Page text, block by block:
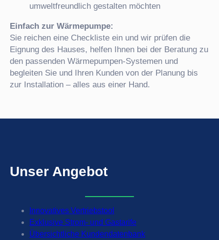
umweltfreundlich gestalten möchten
Einfach zur Wärmepumpe:
Sie reichen eine Checkliste ein und wir prüfen die
Eignung des Hauses, helfen Ihnen bei der Beratung zu
den passenden Wärmepumpen-Systemen und
begleiten Sie und Ihren Kunden von der Planung bis
zur Installation – alles aus einer Hand.
Unser Angebot
Innovatives Vertriebstool
Exklusive Strom- und Gastarife
Übersichtliche Kundendatenbank